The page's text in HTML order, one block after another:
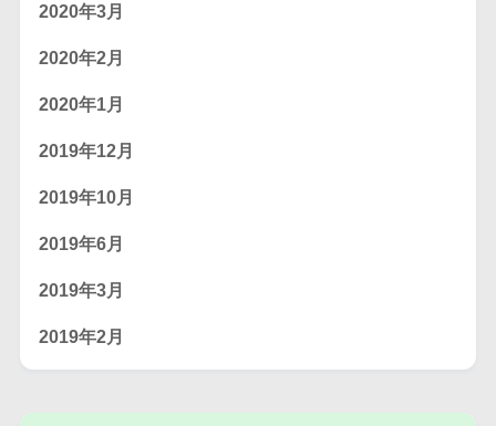
2020年3月
2020年2月
2020年1月
2019年12月
2019年10月
2019年6月
2019年3月
2019年2月